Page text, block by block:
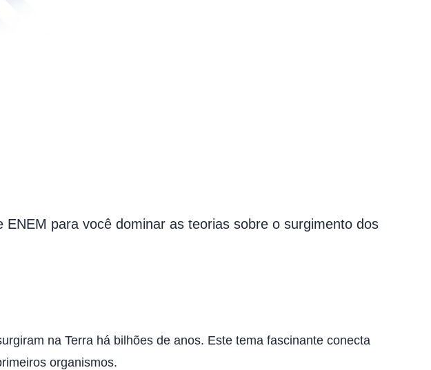
para você dominar as teorias sobre o surgimento dos
na Terra há bilhões de anos. Este tema fascinante conecta
organismos.